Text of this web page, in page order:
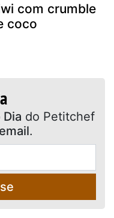
com crumble
coco
do Petitchef
.